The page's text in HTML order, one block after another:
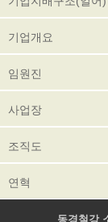
기업개요
임원진
사업장
조직도
연혁
동경철강